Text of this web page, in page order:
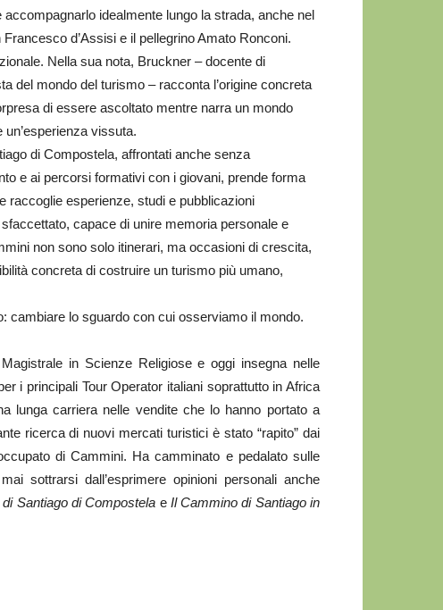
idealmente lungo la strada, anche nel
d’Assisi e il pellegrino Amato Ronconi.
Nella sua nota, Bruckner – docente di
del mondo del turismo – racconta l’origine concreta
di essere ascoltato mentre narra un mondo
un’esperienza vissuta.
di Compostela, affrontati anche senza
e ai percorsi formativi con i giovani, prende forma
raccoglie esperienze, studi e pubblicazioni
capace di unire memoria personale e
non sono solo itinerari, ma occasioni di crescita,
concreta di costruire un turismo più umano,
cambiare lo sguardo con cui osserviamo il mondo.
in Scienze Religiose e oggi insegna nelle
i principali Tour Operator italiani soprattutto in Africa
lunga carriera nelle vendite che lo hanno portato a
ricerca di nuovi mercati turistici è stato “rapito” dai
di Cammini. Ha camminato e pedalato sulle
sottrarsi dall’esprimere opinioni personali anche
Santiago di Compostela e Il Cammino di Santiago in